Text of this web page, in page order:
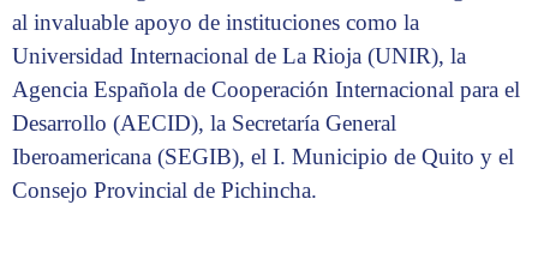
al invaluable apoyo de instituciones como la
Universidad Internacional de La Rioja (UNIR), la
Agencia Española de Cooperación Internacional para el
Desarrollo (AECID), la Secretaría General
Iberoamericana (SEGIB), el I. Municipio de Quito y el
Consejo Provincial de Pichincha.